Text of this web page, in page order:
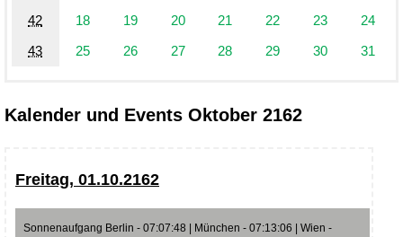
42
18 19 20 21 22 23
24
43
25 26 27 28 29 30 31
Kalender und Events Oktober 2162
Freitag, 01.10.2162
Sonnenaufgang Berlin - 07:07:48 | München - 07:13:06 | Wien -